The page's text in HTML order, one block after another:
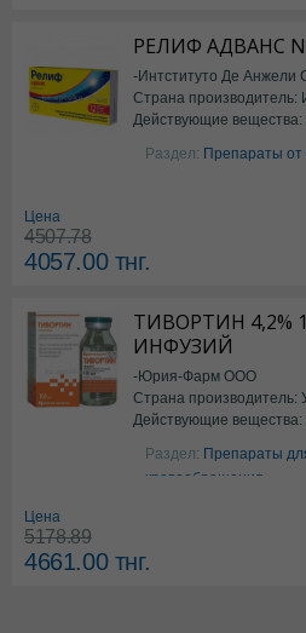
РЕЛИФ АДВАНС
-Интституто Де Анжели
Страна производитель:
Действующие вещества:
Бензокаин
Раздел: Препараты от
Цена
4507.78
4057.00тнг.
ТИВОРТИН 4,2%
ИНФУЗИЙ
-Юрия-Фарм ООО
Страна производитель:
Действующие вещества:
Аргинин
Раздел: Препараты
кровообращения
Цена
5178.89
4661.00тнг.